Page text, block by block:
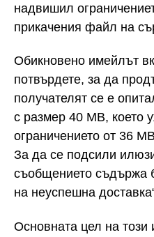
надвишил
прикачения файл на
Обикновено имейлът
потвърдете, за да
получателят се е
с размер 40 MB, което
ограничението от 36
За да се подсили
съобщението съдържа
на неуспешна
Основната цел на